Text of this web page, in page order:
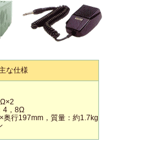
主な仕様
4，8Ω
奥行197mm，質量：約1.7kg